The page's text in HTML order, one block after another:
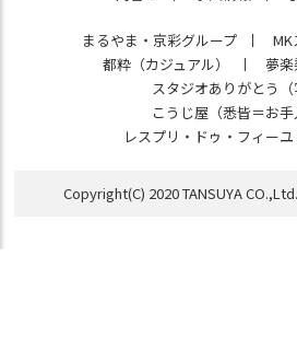
まるやま・京彩グループ
MK
都粋（カジュアル）
夢
スタジオありがとう（
こうじ屋（悉皆＝お手
レスプリ・ドゥ・フィーユ
Copyright(C) 2020 TANSUYA